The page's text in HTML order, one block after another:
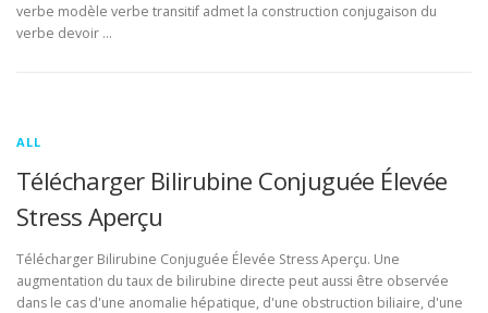
verbe modèle verbe transitif admet la construction conjugaison du
verbe devoir …
ALL
Télécharger Bilirubine Conjuguée Élevée
Stress Aperçu
Télécharger Bilirubine Conjuguée Élevée Stress Aperçu. Une
augmentation du taux de bilirubine directe peut aussi être observée
dans le cas d'une anomalie hépatique, d'une obstruction biliaire, d'une